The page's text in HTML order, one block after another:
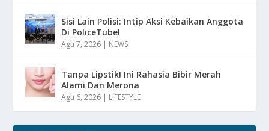
Sisi Lain Polisi: Intip Aksi Kebaikan Anggota
Di PoliceTube!
Agu 7, 2026 | NEWS
Tanpa Lipstik! Ini Rahasia Bibir Merah
Alami Dan Merona
Agu 6, 2026 | LIFESTYLE